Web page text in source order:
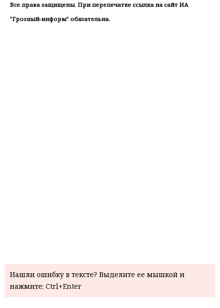
Все права защищены. При перепечатке ссылка на сайт ИА
"Грозный-информ" обязательна.
Нашли ошибку в тексте? Выделите ее мышкой и
нажмите: Ctrl+Enter